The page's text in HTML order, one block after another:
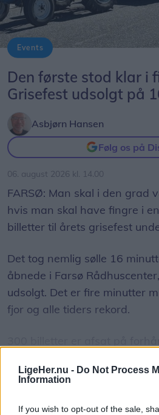
LigeHer.nu - Do Not Process
Information
If you wish to opt-out of the sale,
Events
Den første stod klar i
Grisefest udsolgt på
Asbjørn Hansen
Følg os på
06. august 2026 kl. 14.00
FARSØ: Man skal i den grad
hvis man skal have fingre i
billetter til årets grisefest
Det tog nemlig sølle 16
åbnede i Farsø
udsolgt. Det er fire minutter
fjor og alle tiders rekord.
men derudover er der i år
det er faktisk flere end sidste
- Det går altid stærkt, men